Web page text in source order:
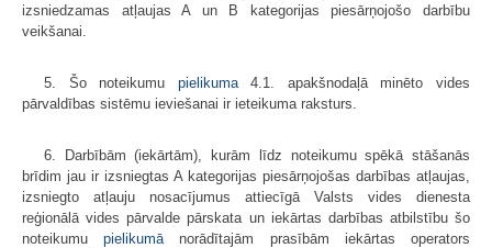
izsniedzamas atļaujas A un B kategorijas piesārņojošo darbību
veikšanai.
5. Šo noteikumu pielikuma4.1. apakšnodaļā minēto vides
pārvaldības sistēmu ieviešanai ir ieteikuma raksturs.
6. Darbībām (iekārtām), kurām līdz noteikumu spēkā stāšanās
brīdim jau ir izsniegtas A kategorijas piesārņojošas darbības atļaujas,
izsniegto atļauju nosacījumus attiecīgā Valsts vides dienesta
reģionālā vides pārvalde pārskata un iekārtas darbības atbilstību šo
noteikumupielikumā norādītajām prasībām iekārtas operators